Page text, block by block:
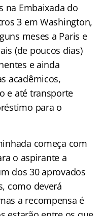
na Embaixada do
3 em Washington,
meses a Paris e
(de poucos dias)
e ainda
acadêmicos,
e até transporte
para o
começa com
o aspirante a
dos 30 aprovados
como deverá
a recompensa é